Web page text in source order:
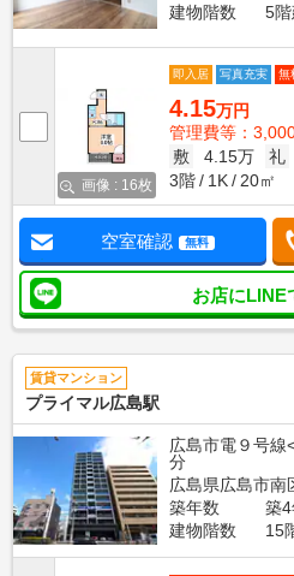
建物階数
5階
画像 : 16枚
即入居 写真充実 無
4.15万円
管理費等：
敷
4.15万 礼
3階
1K 20㎡
空室確認 無料
お店にLINE
賃貸マンション
プライマル広島駅
広島市電９号線
分
広島県広島市南
築年数
築
建物階数
15